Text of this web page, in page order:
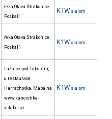
řeka Otava Strakonice
Poskalí
K1W slalom
řeka Otava Strakonice
Poskalí
K1W slalom
Lužnice pod Táborem,
u restaurace
Harrachovka. Mapa na
www.kanoistika-
vstabor.cz.
K1W slalom